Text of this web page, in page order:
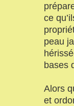
ce
peau
bases
Alors
et